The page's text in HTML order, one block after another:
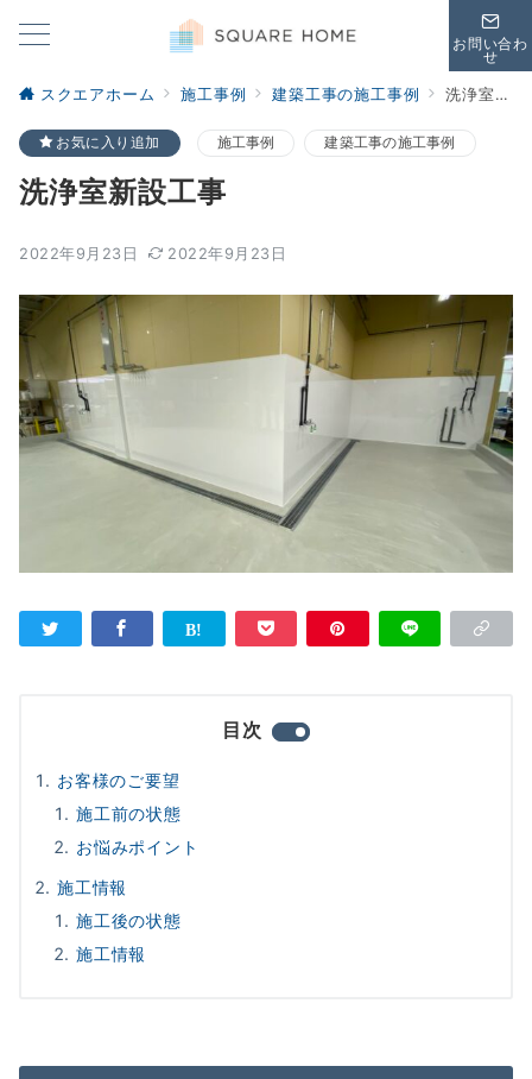
お問い合わ
せ
スクエアホーム 施工事例 建築工事の施工事例 洗浄室新設工事
お気に入り追加 施工事例 建築工事の施工事例
洗浄室新設工事
2022年9月23日 2022年9月23日
目次
お客様のご要望
施工前の状態
お悩みポイント
施工情報
施工後の状態
施工情報